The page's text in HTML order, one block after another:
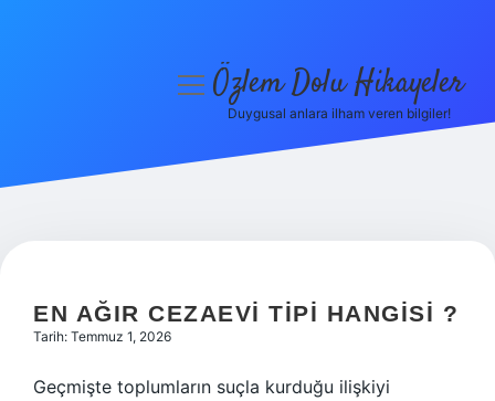
Hakkımızda
menüyüÖzlem Dolu Hikayeler
Duygusal anlara ilham veren bilgiler!
EN AĞIR CEZAEVI TIPI HANGISI ?
Tarih: Temmuz 1, 2026
Geçmişte toplumların suçla kurduğu ilişkiyi